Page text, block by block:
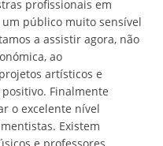
profissionais em
público muito sensível
a assistir agora, não
ao
artísticos e
Finalmente
o excelente nível
Existem